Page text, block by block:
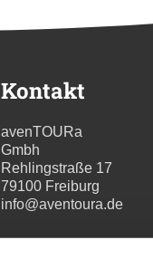
Kontakt
avenTOURa
Gmbh
Rehlingstraße 17
79100 Freiburg
info@aventoura.de